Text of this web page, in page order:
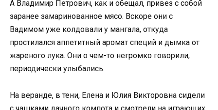
А Владимир Петрович, как и обещал, привез с собой
заранее замаринованное мясо. Вскоре они с
Вадимом уже колдовали у мангала, откуда
простилался аппетитный аромат специй и дымка от
жареного лука. Они о чем-то негромко говорили,
периодически улыбались.
На веранде, в тени, Елена и Юлия Викторовна сидели
с чашками дачного компота и смотрели на играющих